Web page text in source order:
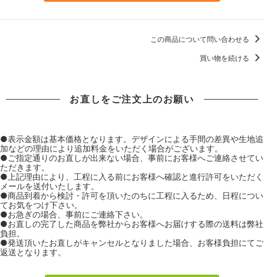
この商品について問い合わせる
買い物を続ける
お直しをご注文上のお願い
●表示金額は基本価格となります。デザインによる手間の差異や生地追
加などの理由により追加料金をいただく場合がございます。
●ご指定通りのお直しが出来ない場合、事前にお客様へご連絡させてい
ただきます。
●上記理由により、工程に入る前にお客様へ確認と進行許可をいただく
メールを送付いたします。
●商品到着から検討・許可を頂いたのちに工程に入るため、日程につい
てお気をつけ下さい。
●お急ぎの場合、事前にご連絡下さい。
●お直しの完了した商品を弊社からお客様へお届けする際の送料は弊社
負担。
●発送頂いたお直しがキャンセルとなりました場合、お客様負担にてご
返送となります。